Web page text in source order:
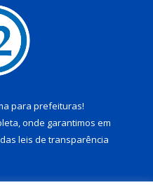
para prefeituras!
onde garantimos em
leis de transparência